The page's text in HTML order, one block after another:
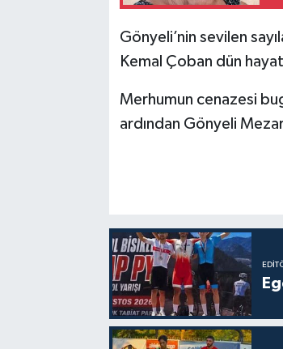
Gönyeli’nin sevilen
Kemal Çoban dün
Merhumun cenazesi
ardından Gönyeli